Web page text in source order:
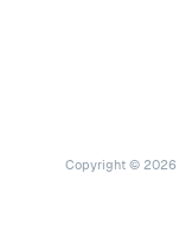
Copyright © 2026